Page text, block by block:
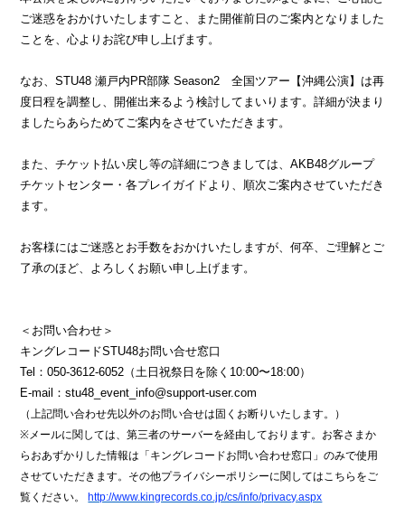
ご迷惑をおかけいたしますこと、また開催前日のご案内となりました
ことを、心よりお詫び申し上げます。
なお、STU48瀬戸内 PR部隊 Season2 全国ツアー【沖縄公演】は再
度日程を調整し、開催出来るよう検討してまいります。詳細が決まり
ましたらあらためてご案内をさせていただきます。
また、チケット払い戻し等の詳細につきましては、AKB48グループ
チケットセンター・各プレイガイドより、順次ご案内させていただき
ます。
お客様にはご迷惑とお手数をおかけいたしますが、何卒、ご理解とご
了承のほど、よろしくお願い申し上げます。
＜お問い合わせ＞
キングレコードSTU48お問い合せ窓口
Tel ：050-3612-6052 （土日祝祭日を除く 10:00〜18:00）
E-mail ：stu48_event_info@support-user.com
（上記問い合わせ先以外のお問い合せは固くお断りいたします。）
※メールに関しては、第三者のサーバーを経由しております。お客さまか
らおあずかりした情報は「キングレコードお問い合わせ窓口」のみで使用
させていただきます。その他プライバシーポリシーに関してはこちらをご
覧ください。 http://www.kingrecords.co.jp/cs/info/privacy.aspx